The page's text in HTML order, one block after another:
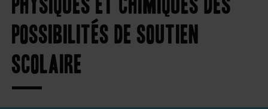
possibilités de soutien
scolaire